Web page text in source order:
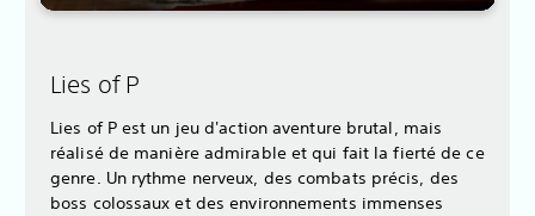
Lies of P
Lies of P est un jeu d'action aventure brutal, mais
réalisé de manière admirable et qui fait la fierté de ce
genre. Un rythme nerveux, des combats précis, des
boss colossaux et des environnements immenses